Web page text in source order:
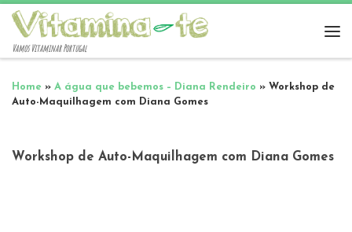
Vamos Vitaminar Portugal
Home » A água que bebemos – Diana Rendeiro » Workshop de
Auto-Maquilhagem com Diana Gomes
Workshop de Auto-Maquilhagem com Diana Gomes